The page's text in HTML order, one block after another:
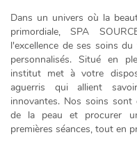
Dans un univers où la
primordiale, SPA
l'excellence de ses soins
personnalisés. Situé en
institut met à votre
aguerris qui allient
innovantes. Nos soins sont
de la peau et procurer
premières séances, tout en